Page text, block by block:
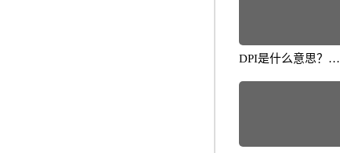
DPI是什么意思？全